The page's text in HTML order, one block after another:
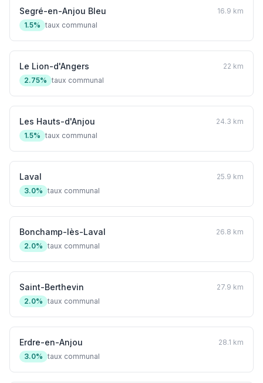
Segré-en-Anjou Bleu
16.9 km
1.5% taux communal
Le Lion-d'Angers
22 km
2.75% taux communal
Les Hauts-d'Anjou
24.3 km
1.5% taux communal
Laval
25.9 km
3.0% taux communal
Bonchamp-lès-Laval
26.8 km
2.0% taux communal
Saint-Berthevin
27.9 km
2.0% taux communal
Erdre-en-Anjou
28.1 km
3.0% taux communal